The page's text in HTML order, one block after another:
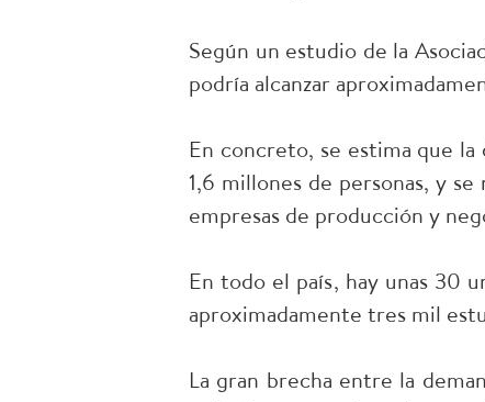
Según un estudio de la
podría alcanzar
En concreto, se estima que
1,6 millones de personas, y
empresas de producción y
En todo el país, hay unas 30
aproximadamente tres mil
La gran brecha entre la